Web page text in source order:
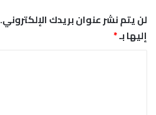
لن يتم نشر عنوان بريدك الإلكتروني.
إليها بـ*